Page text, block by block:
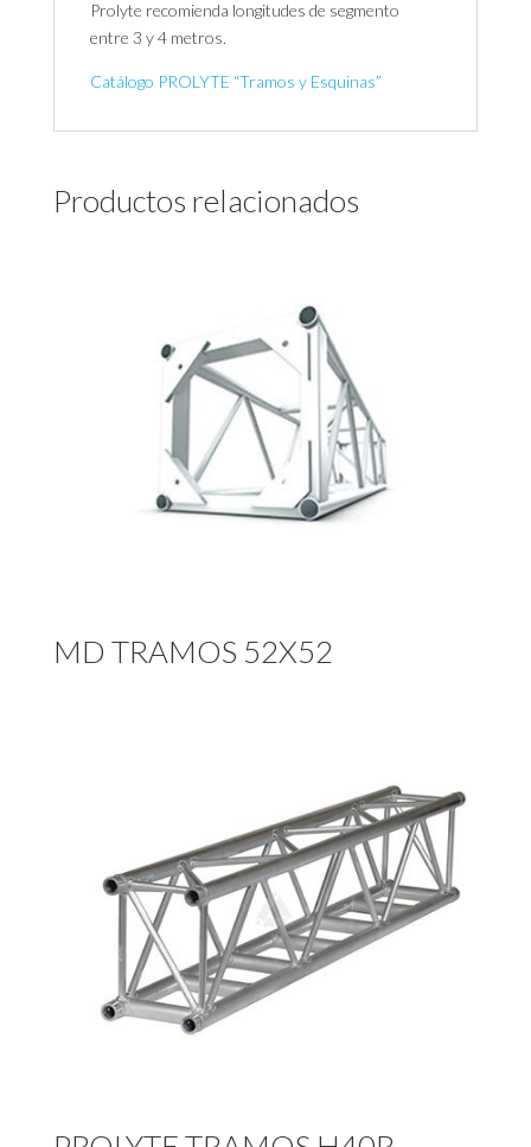
Prolyte recomienda longitudes de segmento
entre 3 y 4 metros.
Catálogo PROLYTE “Tramos y Esquinas”
Productos relacionados
MD TRAMOS 52X52